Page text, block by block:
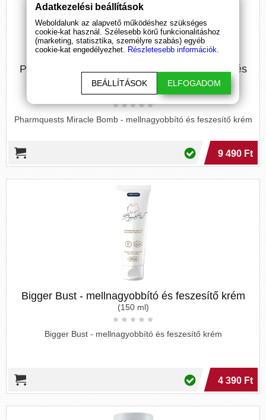
Pharmquests Miracle Bomb - mellnagyobbító és
feszesítő krém
(100 ml)
Pharmquests Miracle Bomb - mellnagyobbító és feszesítő krém
9 490 Ft
Bigger Bust - mellnagyobbító és feszesítő krém
(150 ml)
Bigger Bust - mellnagyobbító és feszesítő krém
4 390 Ft
Adatkezelési beállítások
Weboldalunk az alapvető működéshez szükséges
cookie-kat használ. Szélesebb körű funkcionalitáshoz
(marketing, statisztika, személyre szabás) egyéb
cookie-kat engedélyezhet. Részletesebb információk.
BEÁLLÍTÁSOK ELFOGADOM